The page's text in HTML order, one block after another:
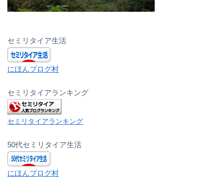
セミリタイア生活
にほんブログ村
セミリタイアランキング
セミリタイアランキング
50代セミリタイア生活
にほんブログ村